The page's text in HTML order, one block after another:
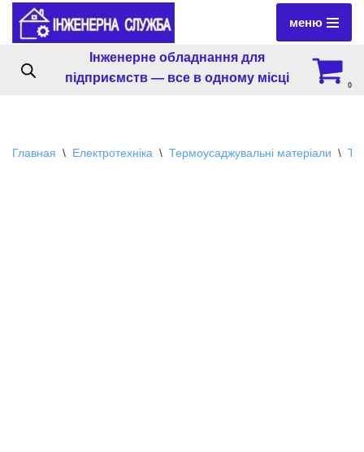
Перейти
содержимому
меню
Інженерне обладнання для
підприємств — все в одному місці
0
Главная \ Електротехніка \ Термоусаджувальні матеріали \